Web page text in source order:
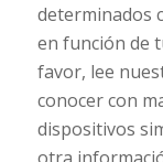
determinados
en función de
favor, lee
conocer con
dispositivos